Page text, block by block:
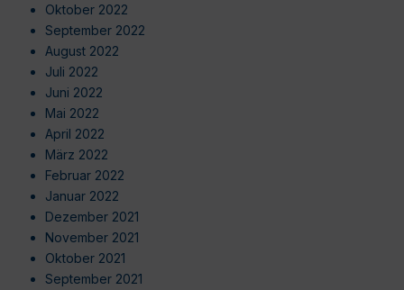
Oktober 2022
September 2022
August 2022
Juli 2022
Juni 2022
Mai 2022
April 2022
März 2022
Februar 2022
Januar 2022
Dezember 2021
November 2021
Oktober 2021
September 2021